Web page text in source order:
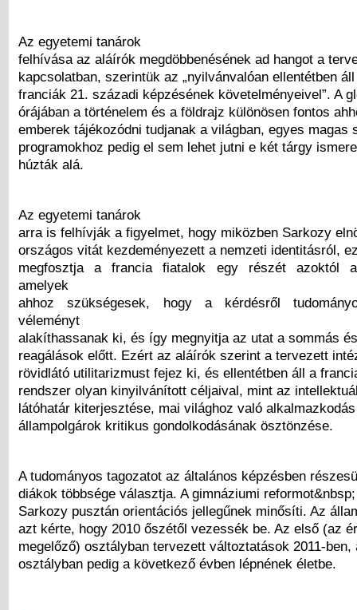
Az egyetemi tanárok
felhívása az aláírók megdöbbenésének ad hangot a
kapcsolatban, szerintük az „nyilvánvalóan ellentétben
franciák 21. századi képzésének követelményeivel”. A
órájában a történelem és a földrajz különösen fontos
emberek tájékozódni tudjanak a világban, egyes magas
programokhoz pedig el sem lehet jutni e két tárgy
húzták alá.
Az egyetemi tanárok
arra is felhívják a figyelmet, hogy miközben Sarkozy
országos vitát kezdeményezett a nemzeti identitásról,
megfosztja a francia fiatalok egy részét azoktól
amelyek
ahhoz szükségesek, hogy a kérdésről
véleményt
alakíthassanak ki, és így megnyitja az utat a sommás
reagálások előtt. Ezért az aláírók szerint a tervezett
rövidlátó utilitarizmust fejez ki, és ellentétben áll a
rendszer olyan kinyilvánított céljaival, mint az
látóhatár kiterjesztése, mai világhoz való
állampolgárok kritikus gondolkodásának ösztönzése.
A tudományos tagozatot az általános képzésben
diákok többsége választja. A gimnáziumi
Sarkozy pusztán orientációs jellegűnek minősíti. Az
azt kérte, hogy 2010 őszétől vezessék be. Az első (az
megelőző) osztályban tervezett változtatások 2011-ben,
osztályban pedig a következő évben lépnének életbe.